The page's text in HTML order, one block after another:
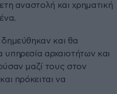
αναστολή και χρηματική
και θα
αρχαιοτήτων και
μαζί τους στον
πρόκειται να